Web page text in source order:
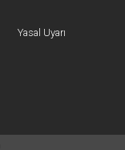
Yasal Uyarı